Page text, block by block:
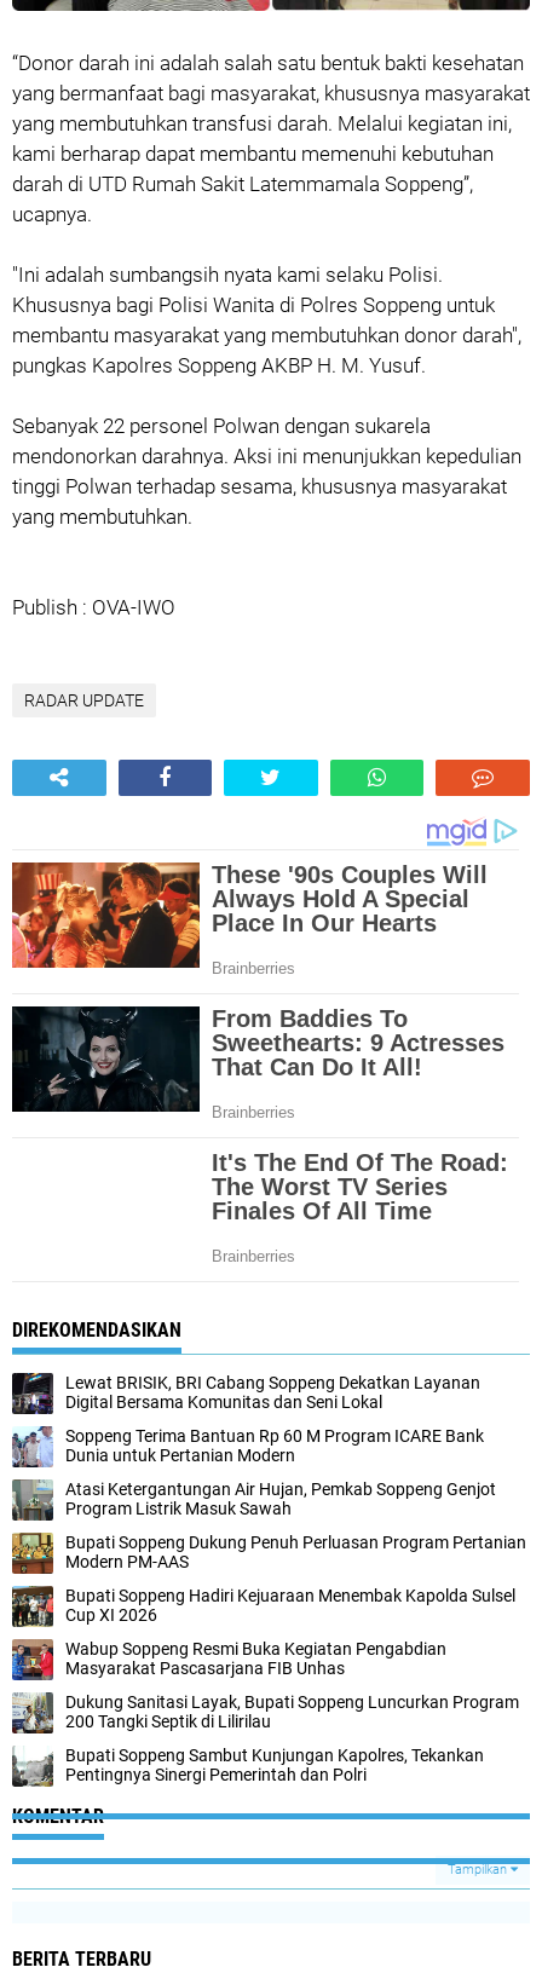
“Donor darah ini adalah salah satu bentuk bakti kesehatan
yang bermanfaat bagi masyarakat, khususnya masyarakat
yang membutuhkan transfusi darah. Melalui kegiatan ini,
kami berharap dapat membantu memenuhi kebutuhan
darah di UTD Rumah Sakit Latemmamala Soppeng”,
ucapnya.
"Ini adalah sumbangsih nyata kami selaku Polisi.
Khususnya bagi Polisi Wanita di Polres Soppeng untuk
membantu masyarakat yang membutuhkan donor darah",
pungkas Kapolres Soppeng AKBP H. M. Yusuf.
Sebanyak 22 personel Polwan dengan sukarela
mendonorkan darahnya. Aksi ini menunjukkan kepedulian
tinggi Polwan terhadap sesama, khususnya masyarakat
yang membutuhkan.
Publish : OVA-IWO
RADAR UPDATE
DIREKOMENDASIKAN
Lewat BRISIK, BRI Cabang Soppeng Dekatkan Layanan
Digital Bersama Komunitas dan Seni Lokal
Soppeng Terima Bantuan Rp 60 M Program ICARE Bank
Dunia untuk Pertanian Modern
Atasi Ketergantungan Air Hujan, Pemkab Soppeng Genjot
Program Listrik Masuk Sawah
Bupati Soppeng Dukung Penuh Perluasan Program Pertanian
Modern PM-AAS
Bupati Soppeng Hadiri Kejuaraan Menembak Kapolda Sulsel
Cup XI 2026
Wabup Soppeng Resmi Buka Kegiatan Pengabdian
Masyarakat Pascasarjana FIB Unhas
Dukung Sanitasi Layak, Bupati Soppeng Luncurkan Program
200 Tangki Septik di Lilirilau
Bupati Soppeng Sambut Kunjungan Kapolres, Tekankan
Pentingnya Sinergi Pemerintah dan Polri
KOMENTAR
Tampilkan
BERITA TERBARU